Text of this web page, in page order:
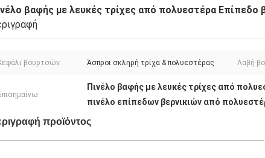
βαφής με λευκές τρίχες από πολυεστέρα Επίπεδο
βουρτσών: Άσπροι σκληρή τρίχα & πολυεστέρας Λαβή
Πινέλο βαφής με λευκές τρίχες από
πινέλο επίπεδων βερνικιών από
προϊόντος